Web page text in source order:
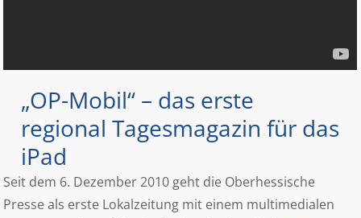
„OP-Mobil“ – das erste
regional Tagesmagazin für das
iPad
Seit dem 6. Dezember 2010 geht die Oberhessische
Presse als erste Lokalzeitung mit einem multimedialen